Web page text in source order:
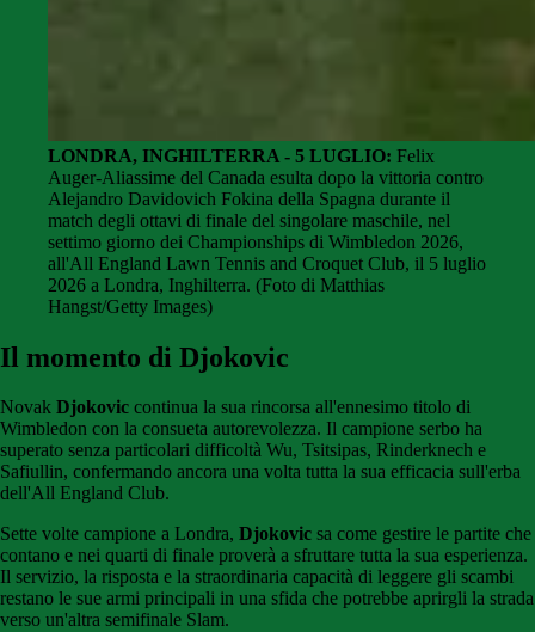
LONDRA, INGHILTERRA - 5 LUGLIO: Felix
Auger-Aliassime del Canada esulta dopo la vittoria contro
Alejandro Davidovich Fokina della Spagna durante il
match degli ottavi di finale del singolare maschile, nel
settimo giorno dei Championships di Wimbledon 2026,
all'All England Lawn Tennis and Croquet Club, il 5 luglio
2026 a Londra, Inghilterra. (Foto di Matthias
Hangst/Getty Images)
Il momento di Djokovic
Novak Djokovic continua la sua rincorsa all'ennesimo titolo di
Wimbledon con la consueta autorevolezza. Il campione serbo ha
superato senza particolari difficoltà Wu, Tsitsipas, Rinderknech e
Safiullin, confermando ancora una volta tutta la sua efficacia sull'erba
dell'All England Club.
Sette volte campione a Londra, Djokovic sa come gestire le partite che
contano e nei quarti di finale proverà a sfruttare tutta la sua esperienza.
Il servizio, la risposta e la straordinaria capacità di leggere gli scambi
restano le sue armi principali in una sfida che potrebbe aprirgli la strada
verso un'altra semifinale Slam.